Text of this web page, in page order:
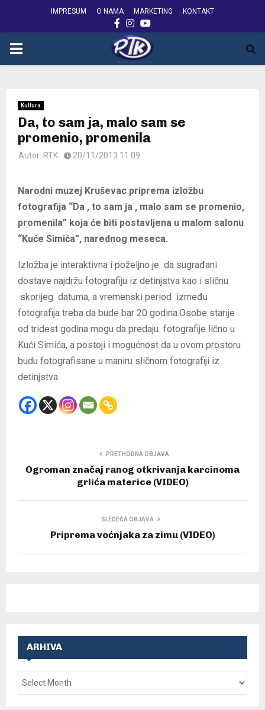
IMPRESUM O NAMA MARKETING KONTAKT
FACEBOOK
INSTAGRAM
YOUTUBE
PRIMARY
Kultura
Da, to sam ja, malo sam se
promenio, promenila
Autor: RTK 20/11/2013 11:09
Narodni muzej Kruševac priprema izložbu
fotografija “Da , to sam ja , malo sam se promenio,
promenila” koja će biti postavljena u malom salonu
“Kuće Simića”, narednog meseca.
Izložba je interaktivna i poželjno je da sugrađani
dostave najdržu fotografiju iz detinjstva kao i sličnu
skorijeg datuma, a vremenski period između
fotografija treba da bude bar 20 godina.Osobe starije
od tridest godina mogu da predaju fotografije lično u
Kući Simića, a postoji i mogućnost da u ovom prostoru
budu fotografisane u maniru sličnom fotografiji iz
detinjstva.
PRETHODNA OBJAVA
Ogroman značaj ranog otkrivanja karcinoma
grlića materice (VIDEO)
SLEDEĆA OBJAVA
Priprema voćnjaka za zimu (VIDEO)
ARHIVA